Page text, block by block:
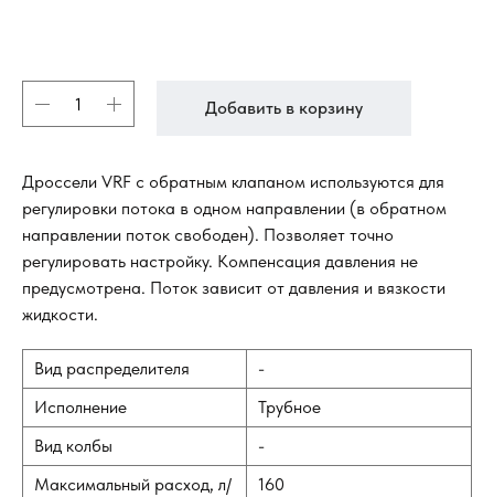
Добавить в корзину
Дроссели VRF с обратным клапаном используются для
регулировки потока в одном направлении (в обратном
направлении поток свободен). Позволяет точно
регулировать настройку. Компенсация давления не
предусмотрена. Поток зависит от давления и вязкости
жидкости.
Вид распределителя
-
Исполнение
Трубное
Вид колбы
-
Максимальный расход, л/
160